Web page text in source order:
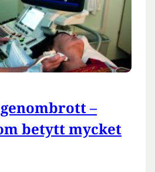
–
betytt mycket